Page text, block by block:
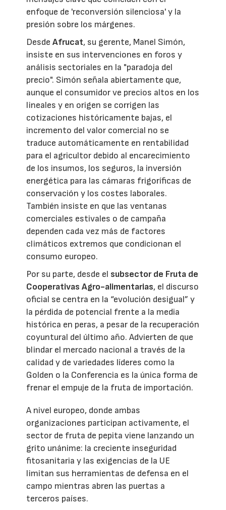
enfoque de 'reconversión silenciosa' y la
presión sobre los márgenes.
DesdeAfrucat, su gerente, Manel Simón,
insiste en sus intervenciones en foros y
análisis sectoriales en la "paradoja del
precio". Simón señala abiertamente que,
aunque el consumidor ve precios altos en los
lineales y en origen se corrigen las
cotizaciones históricamente bajas, el
incremento del valor comercial no se
traduce automáticamente en rentabilidad
para el agricultor debido al encarecimiento
de los insumos, los seguros, la inversión
energética para las cámaras frigoríficas de
conservación y los costes laborales.
También insiste en que las ventanas
comerciales estivales o de campaña
dependen cada vez más de factores
climáticos extremos que condicionan el
consumo europeo.
Por su parte, desde el subsector de Fruta de
Cooperativas Agro-alimentarias, el discurso
oficial se centra en la “evolución desigual” y
la pérdida de potencial frente a la media
histórica en peras, a pesar de la recuperación
coyuntural del último año. Advierten de que
blindar el mercado nacional a través de la
calidad y de variedades líderes como la
Golden o la Conferencia es la única forma de
frenar el empuje de la fruta de importación.
A nivel europeo, donde ambas
organizaciones participan activamente, el
sector de fruta de pepita viene lanzando un
grito unánime: la creciente inseguridad
fitosanitaria y las exigencias de la UE
limitan sus herramientas de defensa en el
campo mientras abren las puertas a
terceros países.